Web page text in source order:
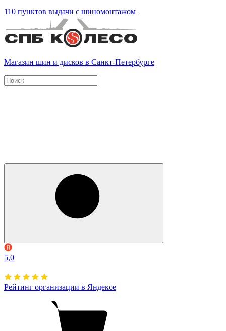
110 пунктов выдачи с шиномонтажом
Магазин шин и дисков в Санкт-Петербурге
5,0
Рейтинг организации в Яндексе